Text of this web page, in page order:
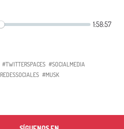
#TWITTERSPACES #SOCIALMEDIA
#MUSK